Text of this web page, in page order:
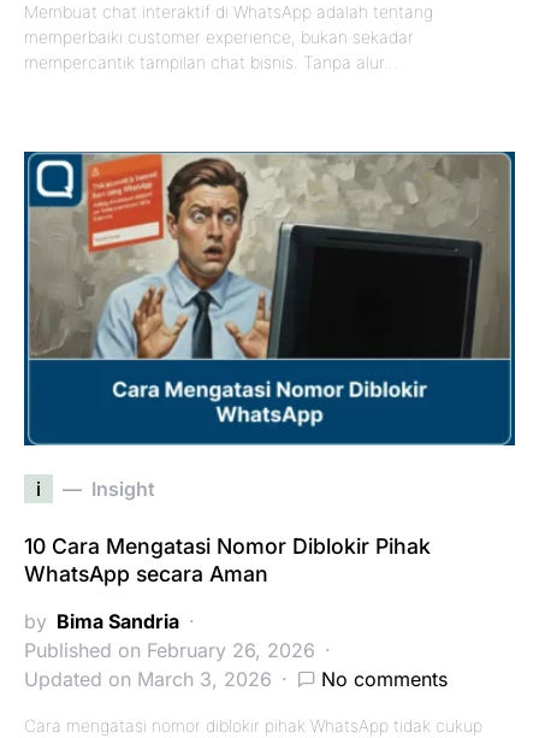
Membuat chat interaktif di WhatsApp adalah tentang
memperbaiki customer experience, bukan sekadar
mempercantik tampilan chat bisnis. Tanpa alur…
i Insight
10 Cara Mengatasi Nomor Diblokir Pihak
WhatsApp secara Aman
by Bima Sandria
Published on February 26, 2026
Updated on March 3, 2026
No comments
Cara mengatasi nomor diblokir pihak WhatsApp tidak cukup